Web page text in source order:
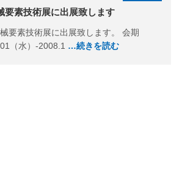
要素技術展に出展致します
要素技術展に出展致します。 会期
水）-2008.1 …続きを読む